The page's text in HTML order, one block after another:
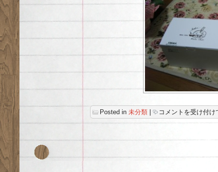
Posted in 未分類 |
母
コメントを受け付け